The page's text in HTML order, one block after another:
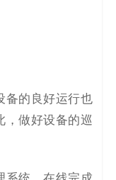
备的良好运行也
，做好设备的巡